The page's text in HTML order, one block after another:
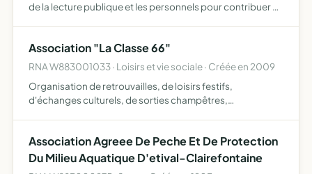
de la lecture publique et les personnels pour contribuer au
Association "La Classe 66"
RNA W883001033 · Loisirs et vie sociale · Créée en 2009
Organisation de retrouvailles, de loisirs festifs,
d'échanges culturels, de sorties champêtres,
Association Agreee De Peche Et De Protection
Du Milieu Aquatique D'etival-Clairefontaine